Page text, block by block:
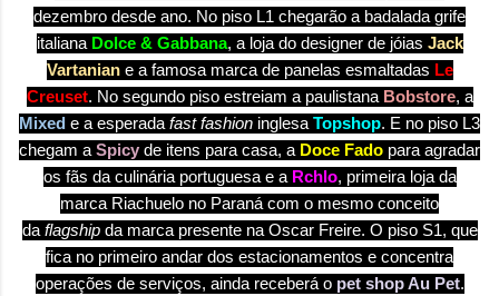
dezembro desde ano. No piso L1 chegarão a badalada grife
italiana Dolce & Gabbana, a loja do designer de jóias Jack
Vartaniane a famosa marca de panelas esmaltadas Le
Creuset. No segundo piso estreiam a paulistana Bobstore, a
Mixed e a esperada fast fashion inglesa Topshop. E no piso L3
chegam a Spicy de itens para casa, a Doce Fado para agradar
os fãs da culinária portuguesa e aRchlo, primeira loja da
marca Riachuelo no Paraná com o mesmo conceito
da flagship da marca presente na Oscar Freire. O piso S1, que
fica no primeiro andar dos estacionamentos e concentra
operações de serviços, ainda receberá o pet shop Au Pet.